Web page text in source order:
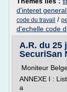
d'interet
code du travail /
d'echelle code
A.R. du 25
SecuriSan
Moniteur
ANNEXE I :
a